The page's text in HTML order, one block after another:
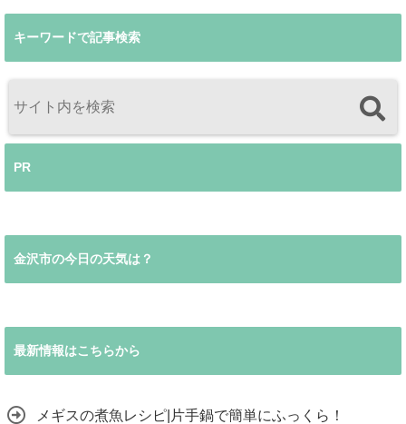
キーワードで記事検索
PR
金沢市の今日の天気は？
最新情報はこちらから
メギスの煮魚レシピ|片手鍋で簡単にふっくら！